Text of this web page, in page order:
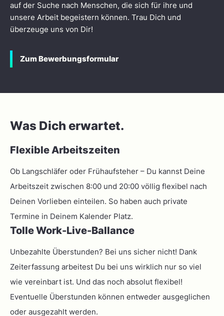
auf der Suche nach Menschen, die sich für ihre und
unsere Arbeit begeistern können. Trau Dich und
überzeuge uns von Dir!
Zum Bewerbungsformular
Was Dich erwartet.
Flexible Arbeitszeiten
Ob Langschläfer oder Frühaufsteher – Du kannst Deine
Arbeitszeit zwischen 8:00 und 20:00 völlig flexibel nach
Deinen Vorlieben einteilen. So haben auch private
Termine in Deinem Kalender Platz.
Tolle Work-Live-Ballance
Unbezahlte Überstunden? Bei uns sicher nicht! Dank
Zeiterfassung arbeitest Du bei uns wirklich nur so viel
wie vereinbart ist. Und das noch absolut flexibel!
Eventuelle Überstunden können entweder ausgeglichen
oder ausgezahlt werden.